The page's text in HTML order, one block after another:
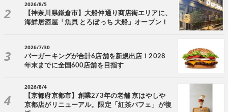
2026/8/5
【神奈川県鎌倉市】大船仲通り商店街エリアに、
海鮮居酒屋「魚貝 とろぼっち 大船」オープン！
2026/7/30
バーガーキングが合計6店舗を新規出店！2028
年末までに全国600店舗を目指す
2026/8/4
【京都府京都市】創業273年の老舗 京はやしや
京都店がリニューアル。限定「紅茶パフェ」が復